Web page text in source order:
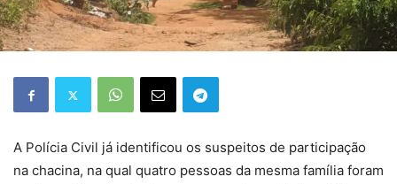
A Polícia Civil já identificou os suspeitos de participação
na chacina, na qual quatro pessoas da mesma família foram